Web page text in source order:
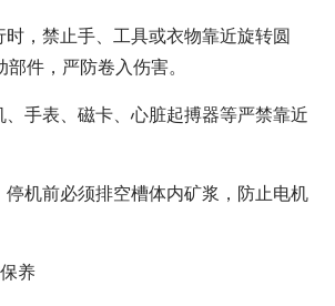
时，禁止手、工具或衣物靠近旋转圆
件，严防卷入伤害。
、手表、磁卡、心脏起搏器等严禁靠近
停机前必须排空槽体内矿浆，防止电机
养